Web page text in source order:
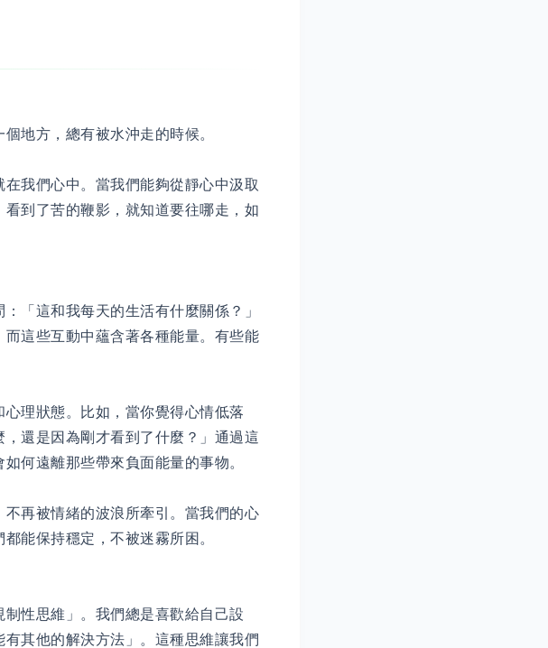
地方，總有被水沖走的時候。
我們心中。當我們能夠從靜心中汲取
到了苦的鞭影，就知道要往哪走，如
「這和我每天的生活有什麼關係？」
這些互動中蘊含著各種能量。有些能
理狀態。比如，當你覺得心情低落
還是因為剛才看到了什麼？」通過這
何遠離那些帶來負面能量的事物。
再被情緒的波浪所牽引。當我們的心
能保持穩定，不被迷霧所困。
性思維」。我們總是喜歡給自己設
其他的解決方法」。這種思維讓我們